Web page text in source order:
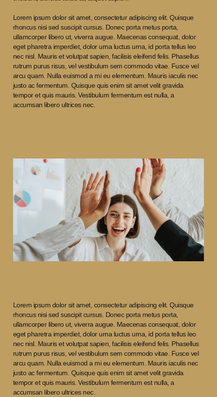
Lorem ipsum dolor sit amet, consectetur adipiscing elit. Quisque
rhoncus nisi sed suscipit cursus. Donec porta metus porta,
ullamcorper libero ut, viverra augue. Maecenas consequat, dolor
eget pharetra imperdiet, dolor urna luctus urna, id porta tellus leo
nec nisl. Mauris et volutpat sapien, facilisis eleifend felis. Phasellus
rutrum purus risus, vel vestibulum sem commodo vitae. Fusce vel
arcu quam. Nulla euismod a mi eu elementum. Mauris iaculis nec
justo ac fermentum. Quisque quis enim sit amet velit gravida
tempor et quis mauris. Vestibulum fermentum est nulla, a
accumsan libero ultrices nec.
Lorem ipsum dolor sit amet, consectetur adipiscing elit. Quisque
rhoncus nisi sed suscipit cursus. Donec porta metus porta,
ullamcorper libero ut, viverra augue. Maecenas consequat, dolor
eget pharetra imperdiet, dolor urna luctus urna, id porta tellus leo
nec nisl. Mauris et volutpat sapien, facilisis eleifend felis. Phasellus
rutrum purus risus, vel vestibulum sem commodo vitae. Fusce vel
arcu quam. Nulla euismod a mi eu elementum. Mauris iaculis nec
justo ac fermentum. Quisque quis enim sit amet velit gravida
tempor et quis mauris. Vestibulum fermentum est nulla, a
accumsan libero ultrices nec.